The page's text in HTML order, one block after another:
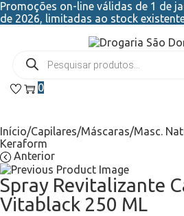
Promoções on-line válidas de 1 de
de 2026, limitadas ao stock
0
Início/Capilares/Máscaras/Masc.
Keraform
Anterior
Spray Revitalizante
Vitablack 250 ML